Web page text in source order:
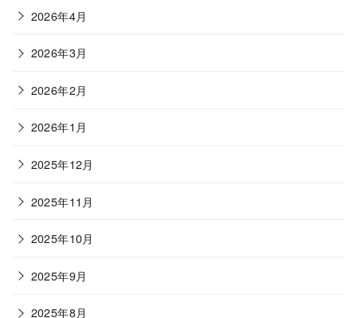
2026年4月
2026年3月
2026年2月
2026年1月
2025年12月
2025年11月
2025年10月
2025年9月
2025年8月